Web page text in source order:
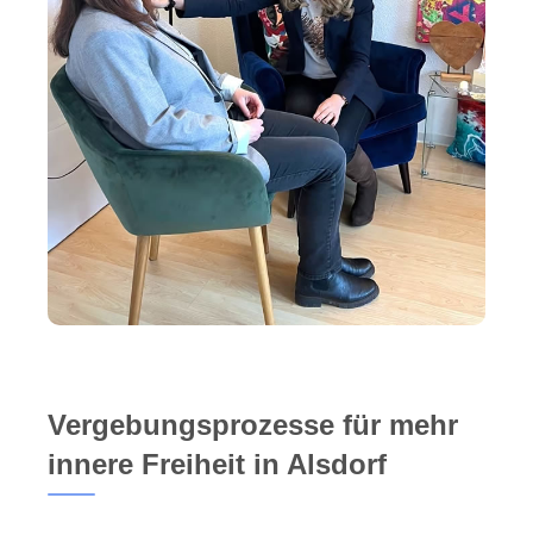
Vergebungsprozesse für mehr
innere Freiheit in Alsdorf